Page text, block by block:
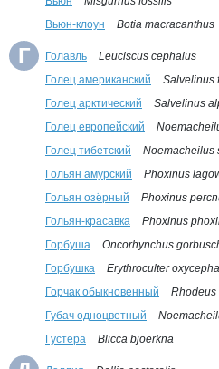
Вьюн-клоун
Botia macracanthus
Г Голавль
Leuciscus cephalus
Голец американский
Salvelinus
Голец арктический
Salvelinus
Голец европейский
Голец тибетский
Noemacheilus
Гольян амурский
Phoxinus
Гольян озёрный
Phoxinus
Гольян-красавка
Phoxinus
Горбуша
Oncorhynchus
Горбушка
Erythroculter
Горчак обыкновенный
Rhodeus
Губач одноцветный
Густера
Blicca bjoerkna